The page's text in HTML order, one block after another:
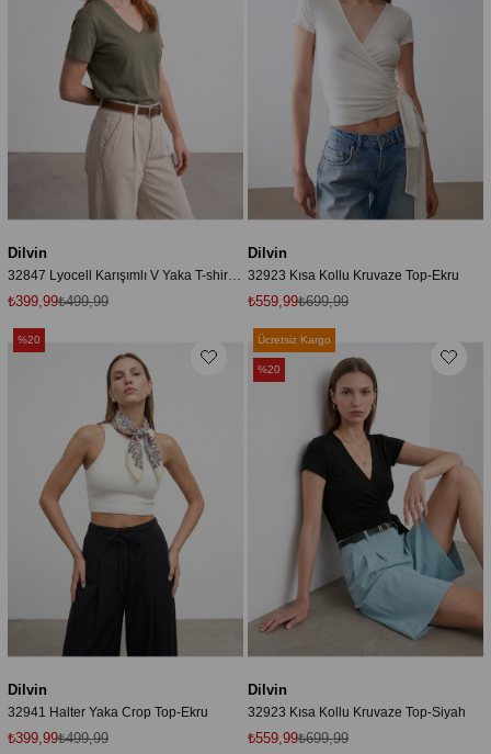
Dilvin
₺399,99₺499,99
Dilvin
32923 Kısa Kollu Kruvaze Top-Ekru
₺559,99₺699,99
Dilvin
32941 Halter Yaka Crop Top-Ekru
₺399,99₺499,99
%20
Dilvin
32923 Kısa Kollu Kruvaze Top-Siyah
₺559,99₺699,99
Ücretsiz Kargo
%20